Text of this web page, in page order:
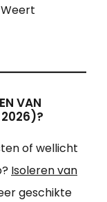
VAN
2026)?
of wellicht
Isoleren van
geschikte